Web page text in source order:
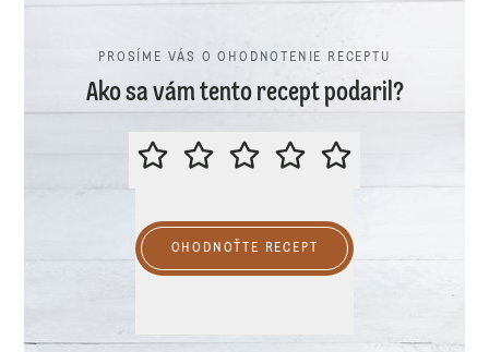
PROSÍME VÁS O OHODNOTENIE RECEPTU
Ako sa vám tento recept podaril?
PROSÍME VÁS O OHODNOTENIE
OHODNOŤTE RECEPT